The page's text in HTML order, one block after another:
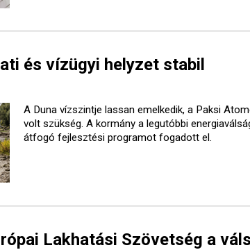
és vízügyi helyzet stabil
A Duna vízszintje lassan emelkedik, a Paksi
volt szükség. A kormány a legutóbbi
átfogó fejlesztési programot fogadott el.
Lakhatási Szövetség a